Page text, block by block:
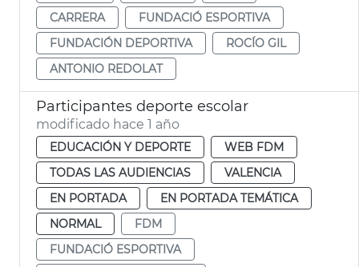
CARRERA
FUNDACIÓ ESPORTIVA
FUNDACIÓN DEPORTIVA
ROCÍO GIL
ANTONIO REDOLAT
Participantes deporte escolar
modificado hace 1 año
EDUCACIÓN Y DEPORTE
WEB FDM
TODAS LAS AUDIENCIAS
VALENCIA
EN PORTADA
EN PORTADA TEMÁTICA
NORMAL
FDM
FUNDACIÓ ESPORTIVA